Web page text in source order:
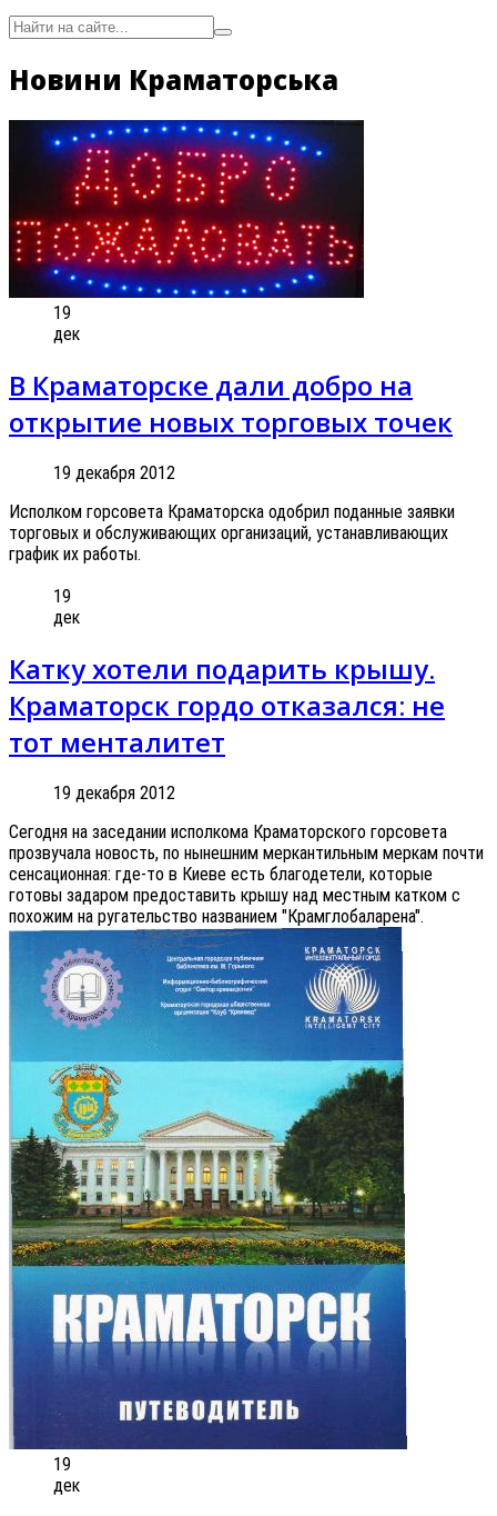
Новини Краматорська
19
дек
В Краматорске дали добро на
открытие новых торговых точек
19 декабря 2012
Исполком горсовета Краматорска одобрил поданные заявки
торговых и обслуживающих организаций, устанавливающих
график их работы.
19
дек
Катку хотели подарить крышу.
Краматорск гордо отказался: не
тот менталитет
19 декабря 2012
Сегодня на заседании исполкома Краматорского горсовета
прозвучала новость, по нынешним меркантильным меркам почти
сенсационная: где-то в Киеве есть благодетели, которые
готовы задаром предоставить крышу над местным катком с
похожим на ругательство названием "Крамглобаларена".
19
дек